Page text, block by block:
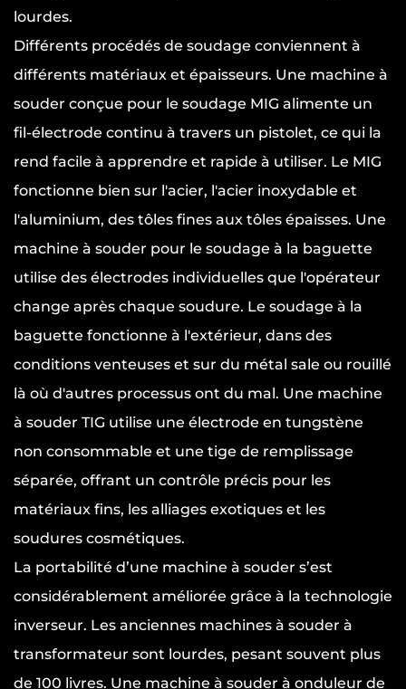
lourdes.
Différents procédés de soudage conviennent à
différents matériaux et épaisseurs. Une machine à
souder conçue pour le soudage MIG alimente un
fil-électrode continu à travers un pistolet, ce qui la
rend facile à apprendre et rapide à utiliser. Le MIG
fonctionne bien sur l'acier, l'acier inoxydable et
l'aluminium, des tôles fines aux tôles épaisses. Une
machine à souder pour le soudage à la baguette
utilise des électrodes individuelles que l'opérateur
change après chaque soudure. Le soudage à la
baguette fonctionne à l'extérieur, dans des
conditions venteuses et sur du métal sale ou rouillé
là où d'autres processus ont du mal. Une machine
à souder TIG utilise une électrode en tungstène
non consommable et une tige de remplissage
séparée, offrant un contrôle précis pour les
matériaux fins, les alliages exotiques et les
soudures cosmétiques.
La portabilité d’une machine à souder s’est
considérablement améliorée grâce à la technologie
inverseur. Les anciennes machines à souder à
transformateur sont lourdes, pesant souvent plus
de 100 livres. Une machine à souder à onduleur de